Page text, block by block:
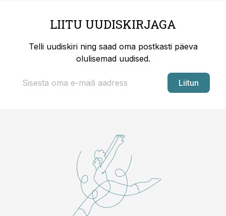
LIITU UUDISKIRJAGA
Telli uudiskiri ning saad oma postkasti päeva
olulisemad uudised.
Liitun